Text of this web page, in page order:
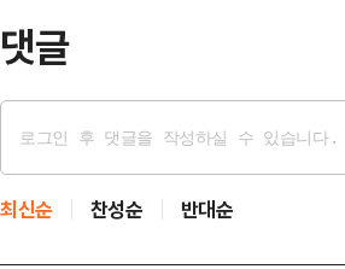
댓글
최신순 찬성순 반대순